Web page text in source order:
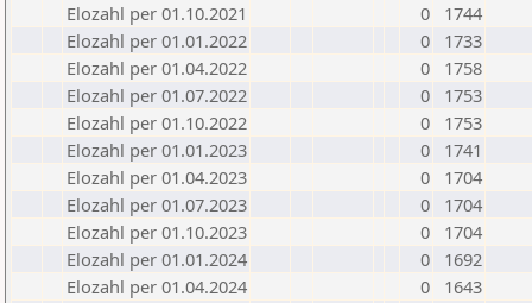
Elozahl per 01.10.2021
0
1744
Elozahl per 01.01.2022
0
1733
Elozahl per 01.04.2022
0
1758
Elozahl per 01.07.2022
0
1753
Elozahl per 01.10.2022
0
1753
Elozahl per 01.01.2023
0
1741
Elozahl per 01.04.2023
0
1704
Elozahl per 01.07.2023
0
1704
Elozahl per 01.10.2023
0
1704
Elozahl per 01.01.2024
0
1692
Elozahl per 01.04.2024
0
1643